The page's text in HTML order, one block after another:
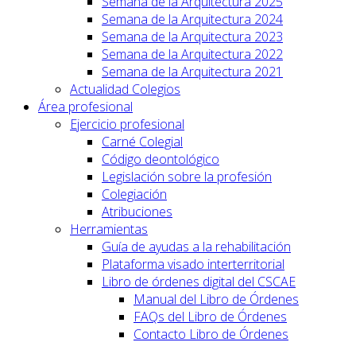
Semana de la Arquitectura 2024
Semana de la Arquitectura 2023
Semana de la Arquitectura 2022
Semana de la Arquitectura 2021
Actualidad Colegios
Área profesional
Ejercicio profesional
Carné Colegial
Código deontológico
Legislación sobre la profesión
Colegiación
Atribuciones
Herramientas
Guía de ayudas a la rehabilitación
Plataforma visado interterritorial
Libro de órdenes digital del CSCAE
Manual del Libro de Órdenes
FAQs del Libro de Órdenes
Contacto Libro de Órdenes